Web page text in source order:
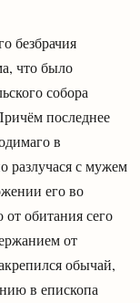
безбрачия
что было
собора
последнее
в
разлучася с мужем
его во
от обитания сего
от
обычай,
в епископа